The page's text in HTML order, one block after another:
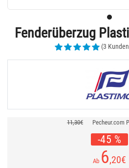
Fenderüberzug
(3
11,30€ Pecheur.com
-45 %
Ab 6,20€